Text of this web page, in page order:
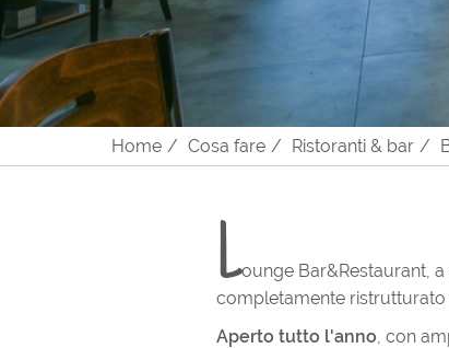
Home Cosa fare Ristoranti & bar
Lounge Bar&Restaurant,
completamente ristrutturato
Aperto tutto l'anno, con